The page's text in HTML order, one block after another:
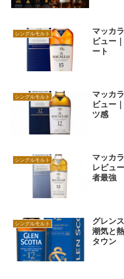
シングルモルト
マッカ
ビュー
ート
シングルモルト
マッカ
ビュー
ツ感
シングルモルト
マッカ
レビュ
者最強
シングルモルト
グレン
潮気と
タウン